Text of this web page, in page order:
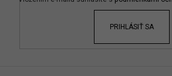
PRIHLÁSIŤ SA